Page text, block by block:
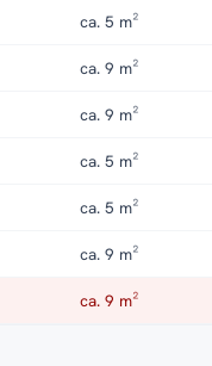
ca. 5 m²
ca. 9 m²
ca. 9 m²
ca. 5 m²
ca. 5 m²
ca. 9 m²
ca. 9 m²